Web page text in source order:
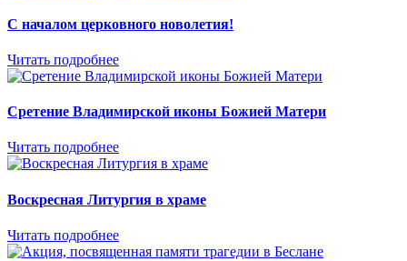
С началом церковного новолетия!
Читать подробнее
Сретение Владимирской иконы Божией Матери
Читать подробнее
Воскресная Литургия в храме
Читать подробнее